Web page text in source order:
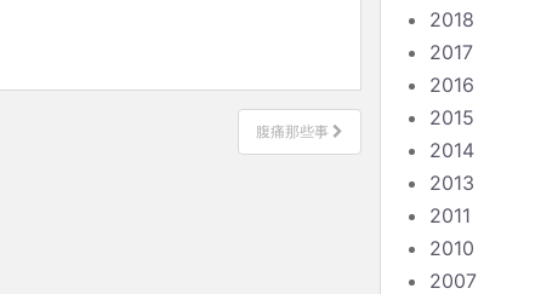
腹痛那些事
2018
2017
2016
2015
2014
2013
2011
2010
2007